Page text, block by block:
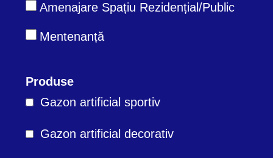
Amenajare Spațiu Rezidențial/Public
Mentenanță
Produse
Gazon artificial sportiv
Gazon artificial decorativ